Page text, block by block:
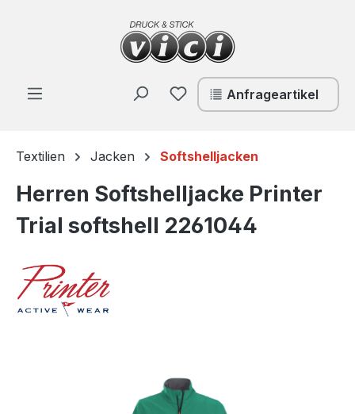
Zum Hauptinhalt springen
Du hast 0 Produkte auf
Anfrageartikel
Textilien Jacken Softshelljacken
Herren Softshelljacke Printer
Trial softshell 2261044